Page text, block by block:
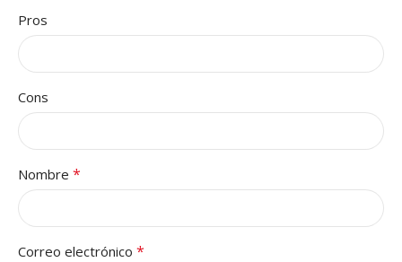
Pros
Cons
Nombre *
Correo electrónico *